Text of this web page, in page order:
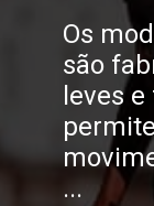
Os
são
leves
...